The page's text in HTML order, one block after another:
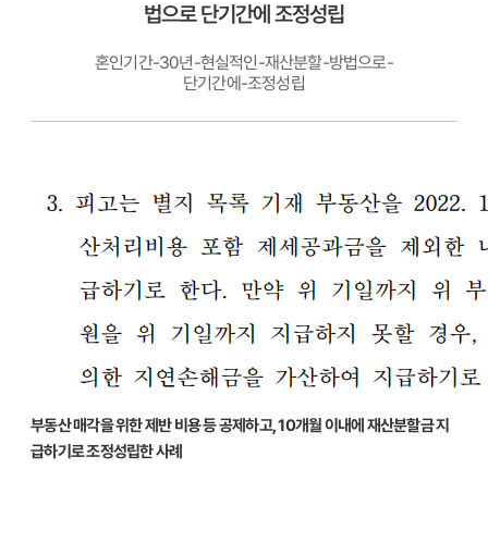
법으로 단기간에 조정성립
혼인기간-30년-현실적인-재산분할-방법으로-
단기간에-조정성립
부동산 매각을 위한 제반 비용 등 공제하고, 10개월 이내에 재산분할금 지
급하기로 조정성립한 사례